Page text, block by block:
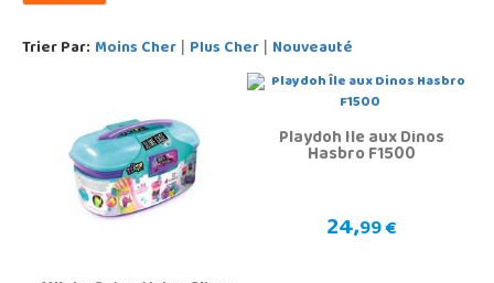
Trier Par: Moins Cher | Plus Cher | Nouveauté
Playdoh Île aux Dinos
Hasbro F1500
24,99 €